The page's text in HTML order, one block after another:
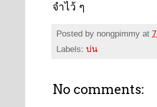
จำไว้ ๆ
Posted by nongpimmy at
Labels: บ่น
No comments: